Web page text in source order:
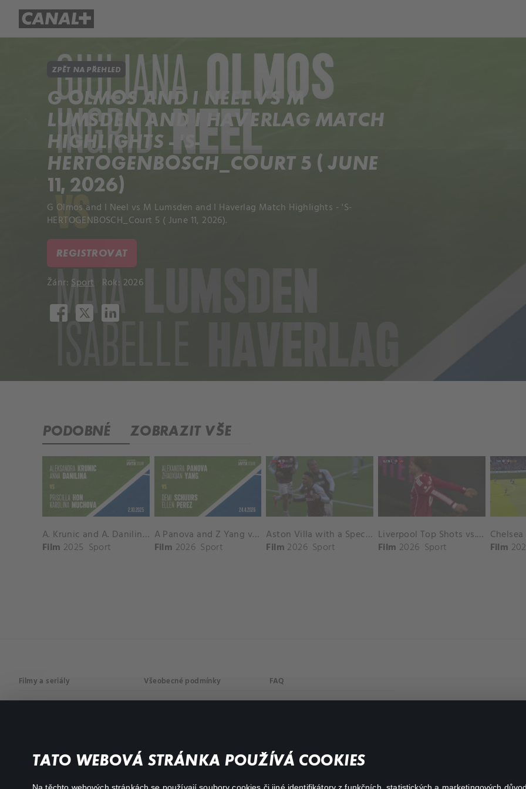
TATO WEBOVÁ STRÁNKA POUŽÍVÁ COOKIES
Na těchto webových stránkách se používají soubory cookies či jiné identifikátory z funkčních, statistických a marketingových
ZPĚT NA PŘEHLED
G OLMOS AND I NEEL VS M
LUMSDEN AND I HAVERLAG MATCH
HIGHLIGHTS - 'S-
HERTOGENBOSCH_COURT 5 ( JUNE
11, 2026)
G Olmos and I Neel vs M Lumsden and I Haverlag Match Highlights - 'S-
HERTOGENBOSCH_Court 5 ( June 11, 2026).
REGISTROVAT
Žánr:Sport Rok: 2026
PODOBNÉ ZOBRAZIT VŠE
A. Krunic and A. Danilina vs. P. Hon and K. Muchova Match Highlights - BEIJING_Capital Group Diamond ( October 02, 2025)
Film 2025 Sport
A Panova and Z Yang vs D Schuurs and E Perez Match Highlights - MADRID_Court 8 ( April 24, 2026)
Film 2026 Sport
Aston Villa with a Spectacular Goal vs. Nottingham Forest
Film 2026 Sport
Liverpool Top Shots vs. Fulham
Film 2026 Sport
Film
Filmy a seriály
Akční
Všeobecné podmínky FAQ